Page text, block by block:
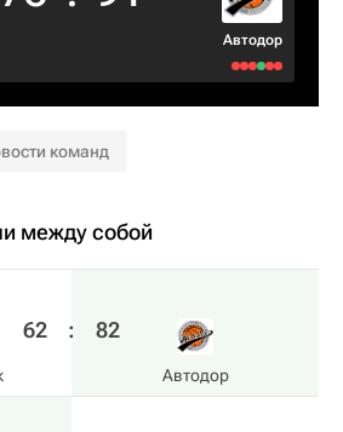
Автодор
команд
между собой
62 : 82
Автодор